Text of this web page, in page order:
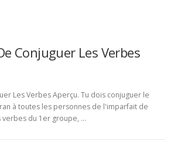
Conjuguer Les Verbes
Les Verbes Aperçu. Tu dois conjuguer le
à toutes les personnes de l'imparfait de
verbes du 1er groupe, …